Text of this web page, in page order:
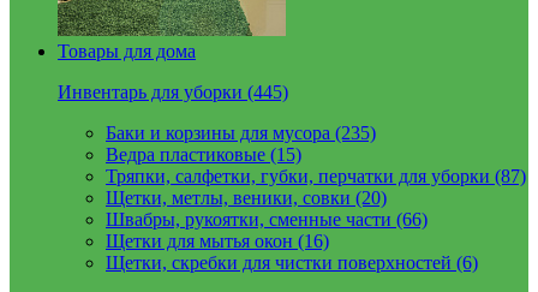
Товары для дома
Инвентарь для уборки (445)
Баки и корзины для мусора (235)
Ведра пластиковые (15)
Тряпки, салфетки, губки, перчатки для уборки (87)
Щетки, метлы, веники, совки (20)
Швабры, рукоятки, сменные части (66)
Щетки для мытья окон (16)
Щетки, скребки для чистки поверхностей (6)